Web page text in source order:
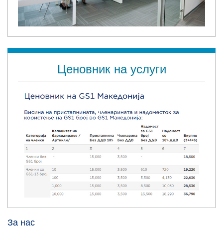
Ценовник на услуги
За нас